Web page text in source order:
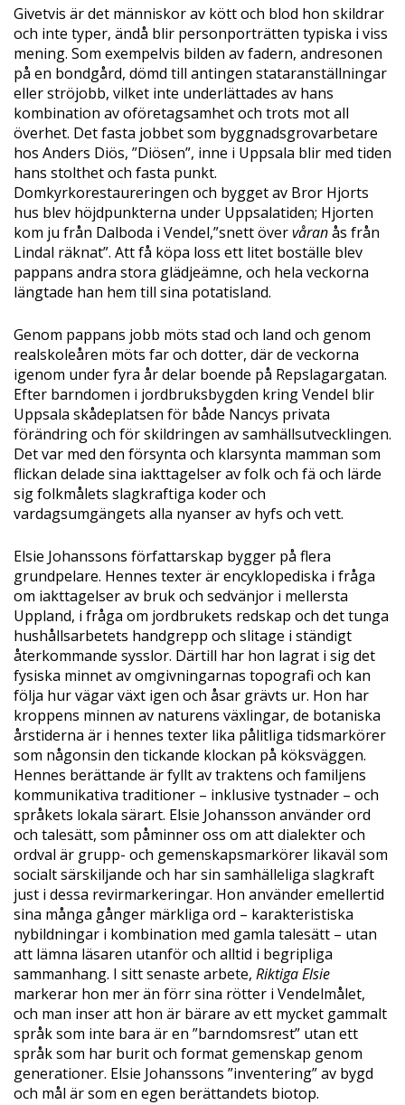
Givetvis är det människor av kött och blod hon skildrar
och inte typer, ändå blir personporträtten typiska i viss
mening. Som exempelvis bilden av fadern, andresonen
på en bondgård, dömd till antingen stataranställningar
eller ströjobb, vilket inte underlättades av hans
kombination av oföretagsamhet och trots mot all
överhet. Det fasta jobbet som byggnadsgrovarbetare
hos Anders Diös, ”Diösen”, inne i Uppsala blir med tiden
hans stolthet och fasta punkt.
Domkyrkorestaureringen och bygget av Bror Hjorts
hus blev höjdpunkterna under Uppsalatiden; Hjorten
kom ju från Dalboda i Vendel,”snett övervåranås från
Lindal räknat”. Att få köpa loss ett litet boställe blev
pappans andra stora glädjeämne, och hela veckorna
längtade han hem till sina potatisland.
Genom pappans jobb möts stad och land och genom
realskoleåren möts far och dotter, där de veckorna
igenom under fyra år delar boende på Repslagargatan.
Efter barndomen i jordbruksbygden kring Vendel blir
Uppsala skådeplatsen för både Nancys privata
förändring och för skildringen av samhällsutvecklingen.
Det var med den försynta och klarsynta mamman som
flickan delade sina iakttagelser av folk och fä och lärde
sig folkmålets slagkraftiga koder och
vardagsumgängets alla nyanser av hyfs och vett.
Elsie Johanssons författarskap bygger på flera
grundpelare. Hennes texter är encyklopediska i fråga
om iakttagelser av bruk och sedvänjor i mellersta
Uppland, i fråga om jordbrukets redskap och det tunga
hushållsarbetets handgrepp och slitage i ständigt
återkommande sysslor. Därtill har hon lagrat i sig det
fysiska minnet av omgivningarnas topografi och kan
följa hur vägar växt igen och åsar grävts ur. Hon har
kroppens minnen av naturens växlingar, de botaniska
årstiderna är i hennes texter lika pålitliga tidsmarkörer
som någonsin den tickande klockan på köksväggen.
Hennes berättande är fyllt av traktens och familjens
kommunikativa traditioner – inklusive tystnader – och
språkets lokala särart. Elsie Johansson använder ord
och talesätt, som påminner oss om att dialekter och
ordval är grupp- och gemenskapsmarkörer likaväl som
socialt särskiljande och har sin samhälleliga slagkraft
just i dessa revirmarkeringar. Hon använder emellertid
sina många gånger märkliga ord – karakteristiska
nybildningar i kombination med gamla talesätt – utan
att lämna läsaren utanför och alltid i begripliga
sammanhang. I sitt senaste arbete, Riktiga Elsie
markerar hon mer än förr sina rötter i Vendelmålet,
och man inser att hon är bärare av ett mycket gammalt
språk som inte bara är en ”barndomsrest” utan ett
språk som har burit och format gemenskap genom
generationer. Elsie Johanssons ”inventering” av bygd
och mål är som en egen berättandets biotop.